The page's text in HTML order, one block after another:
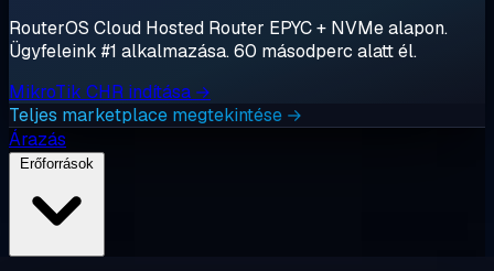
RouterOS Cloud Hosted Router EPYC + NVMe alapon.
Ügyfeleink #1 alkalmazása. 60 másodperc alatt él.
MikroTik CHR indítása →
Teljes marketplace megtekintése →
Árazás